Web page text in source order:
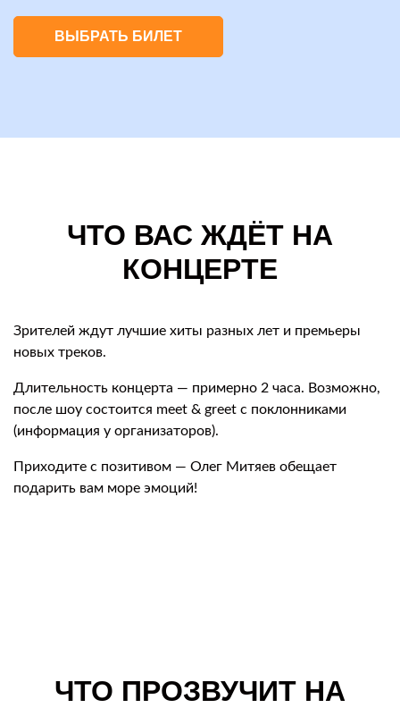
ВЫБРАТЬ БИЛЕТ
ЧТО ВАС ЖДЁТ НА
КОНЦЕРТЕ
Зрителей ждут лучшие хиты разных лет и премьеры
новых треков.
Длительность концерта — примерно 2 часа. Возможно,
после шоу состоится meet & greet с поклонниками
(информация у организаторов).
Приходите с позитивом — Олег Митяев обещает
подарить вам море эмоций!
ЧТО ПРОЗВУЧИТ НА